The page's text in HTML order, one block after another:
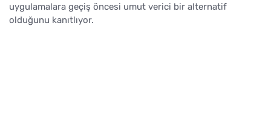
uygulamalara geçiş öncesi umut verici bir alternatif
olduğunu kanıtlıyor.